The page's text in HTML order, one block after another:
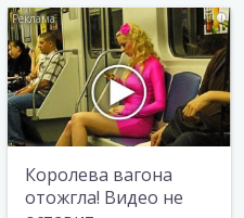
i
Королева вагона
отожгла! Видео не